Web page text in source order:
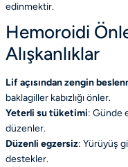
edinmektir.
Hemoroidi
Alışkanlıklar
Lif açısından zengin
baklagiller kabızlığı önler.
Yeterli su tüketimi: Günde
düzenler.
Düzenli egzersiz: Yürüyüş
destekler.